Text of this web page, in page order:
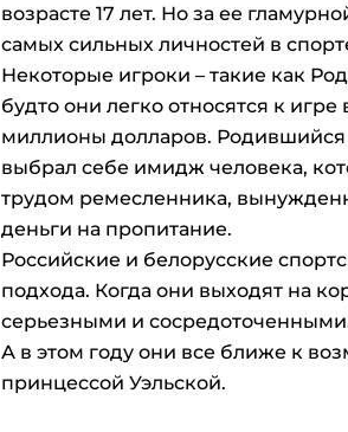
возрасте 17 лет. Но за ее
самых сильных личностей в
Некоторые игроки – такие как
будто они легко относятся к
миллионы долларов.
выбрал себе имидж человека,
трудом ремесленника,
деньги на пропитание.
Российские и белорусские
подхода. Когда они выходят на
серьезными и
А в этом году они все ближе к
принцессой Уэльской.